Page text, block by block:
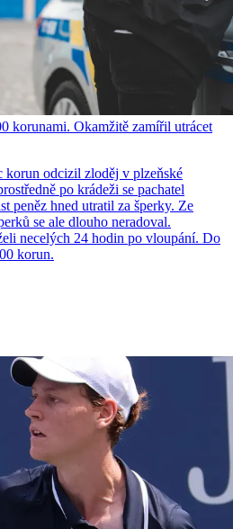
korunami. Okamžitě zamířil utrácet
korun odcizil zloděj v plzeňské
po krádeži se pachatel
peněz hned utratil za šperky. Ze
se ale dlouho neradoval.
necelých 24 hodin po vloupání. Do
korun.